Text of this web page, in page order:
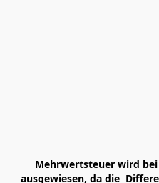
Mehrwertsteuer wird
ausgewiesen, da die